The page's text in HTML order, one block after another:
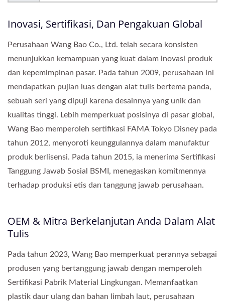
Inovasi, Sertifikasi, Dan Pengakuan Global
Perusahaan Wang Bao Co., Ltd. telah secara konsisten
menunjukkan kemampuan yang kuat dalam inovasi produk
dan kepemimpinan pasar. Pada tahun 2009, perusahaan ini
mendapatkan pujian luas dengan alat tulis bertema panda,
sebuah seri yang dipuji karena desainnya yang unik dan
kualitas tinggi. Lebih memperkuat posisinya di pasar global,
Wang Bao memperoleh sertifikasi FAMA Tokyo Disney pada
tahun 2012, menyoroti keunggulannya dalam manufaktur
produk berlisensi. Pada tahun 2015, ia menerima Sertifikasi
Tanggung Jawab Sosial BSMI, menegaskan komitmennya
terhadap produksi etis dan tanggung jawab perusahaan.
OEM & Mitra Berkelanjutan Anda Dalam Alat
Tulis
Pada tahun 2023, Wang Bao memperkuat perannya sebagai
produsen yang bertanggung jawab dengan memperoleh
Sertifikasi Pabrik Material Lingkungan. Memanfaatkan
plastik daur ulang dan bahan limbah laut, perusahaan